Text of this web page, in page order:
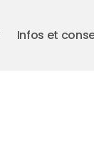
Infos et